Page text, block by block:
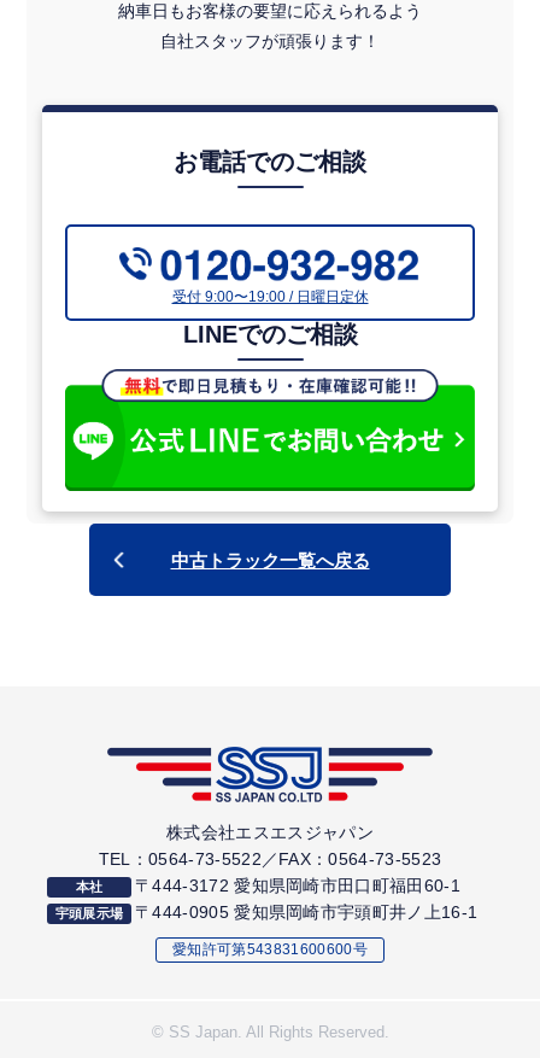
長さ620cm・幅236cmの広い荷台で、長尺物・大型資材の積
載にも余裕で対応。1回の輸送でまとめて運べるコストパフォ
中型クラスとしては高水準の3,700kgの積載量。建材・鉄骨・
農産物など重量物の輸送業務にも安心して対応できます。
平ボディの高い汎用性
オープン構造の平ボディで、形状・サイズを選ばず幅広い荷
物に対応。業種・用途を問わず活躍できる汎用性の高い車両
です。
使い慣れた6速MT
トルク感・燃費コントロールに優れたマニュアルトランスミ
ッション。長年の運転経験を活かして走れる仕様です。
長尺物・建材・農産物など幅広い荷物の輸送をお考えの
事業者様
【 お問い合わせ・在庫一覧 】
この車両についてのお問い合わせは下記よりお気軽にど
うぞ。
お問い合わせはこちら
平ボディ中型トラックの在庫一覧はこちら
納車日もお客様の要望に応えられるよう
自社スタッフが頑張ります！
お電話でのご相談
受付 9:00〜19:00 / 日曜日定休
LINEでのご相談
中古トラック一覧へ戻る
株式会社エスエスジャパン
TEL：0564-73-5522／FAX：0564-73-5523
本社 〒444-3172 愛知県岡崎市田口町福田60-1
宇頭展示場 〒444-0905 愛知県岡崎市宇頭町井ノ上16-1
愛知許可第543831600600号
© SS Japan. All Rights Reserved.